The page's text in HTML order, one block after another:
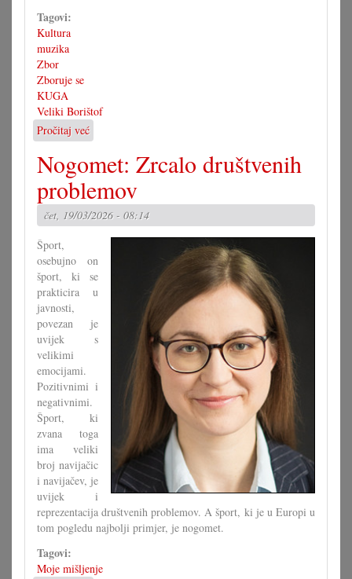
Tagovi:
Kultura
muzika
Zbor
Zboruje se
KUGA
Veliki Borištof
Pročitaj već
Zborovalo
se
je
s
djelaonicom
i
koncertom
Nogomet: Zrcalo društvenih
problemov
čet, 19/03/2026 - 08:14
Šport,
osebujno on
šport, ki se
prakticira u
javnosti,
povezan je
uvijek s
velikimi
emocijami.
Pozitivnimi i
negativnimi.
Šport, ki
zvana toga
ima veliki
broj navijačic
i navijačev, je
uvijek i
reprezentacija društvenih problemov. A šport, ki je u Europi u
tom pogledu najbolji primjer, je nogomet.
Tagovi:
Moje mišljenje